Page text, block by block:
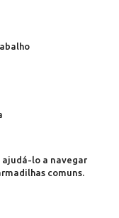
ajudá-lo a navegar
comuns.